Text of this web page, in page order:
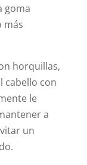
goma
más
horquillas,
cabello con
le
a
un